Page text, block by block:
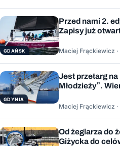
GDAŃSK
Przed nami 2.
Zapisy już
Maciej Frąckiewicz ·
GDYNIA
Jest przetarg na
Młodzieży”.
Maciej Frąckiewicz ·
Od żeglarza do
Giżycka do